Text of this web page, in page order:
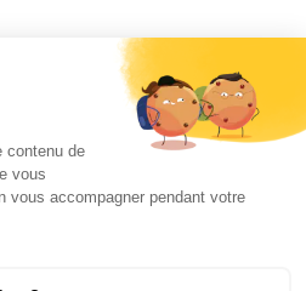
contenu de
vous
vous accompagner pendant votre